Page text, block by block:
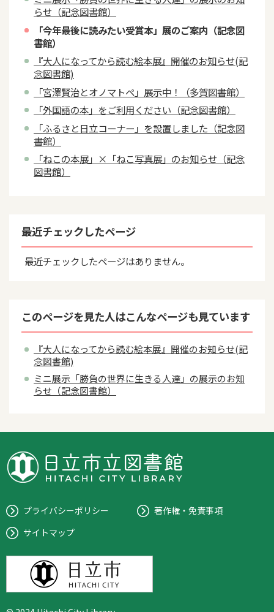
らせ（記念図書館）
「今年最後に読みたい受賞本」展のご案内（記念図
書館）
『大人になってから読む絵本展』開催のお知らせ(記
念図書館)
「宮澤賢治とオノマトペ」展示中！（多賀図書館）
「外国語の本」をご利用ください（記念図書館）
「ふるさと日立コーナー」を設置しました（記念図
書館）
「ねこの本展」×「ねこ写真展」のお知らせ（記念
図書館）
最近チェックしたページ
最近チェックしたページはありません。
このページを見た人はこんなページも見ています
『大人になってから読む絵本展』開催のお知らせ(記
念図書館)
ミニ展示「勝負の世界に生きる人達」の展示のお知
らせ（記念図書館）
プライバシーポリシー
著作権・免責事項
サイトマップ